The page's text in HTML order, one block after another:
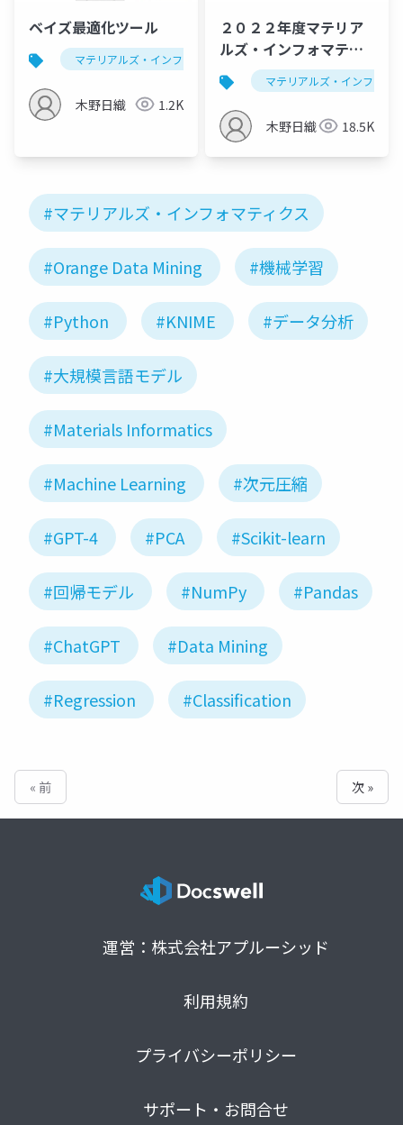
ベイズ最適化ツール
マテリアルズ・インフォマティクス ベイズ最適化
木野日織 1.2K
２０２２年度マテリア
ルズ・インフォマティ
クス連続セミナー：回
帰
マテリアルズ・インフォマ
木野日織 18.5K
#マテリアルズ・インフォマティクス
#Orange Data Mining #機械学習
#Python #KNIME #データ分析
#大規模言語モデル
#Materials Informatics
#Machine Learning #次元圧縮
#GPT-4 #PCA #Scikit-learn
#回帰モデル #NumPy #Pandas
#ChatGPT #Data Mining
#Regression #Classification
« 前 次 »
運営：株式会社アプルーシッド
利用規約
プライバシーポリシー
サポート・お問合せ